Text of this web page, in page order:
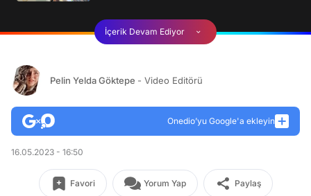
İçerik Devam Ediyor
Pelin Yelda Göktepe - Video Editörü
Onedio’yu Google'a ekleyin
16.05.2023 - 16:50
Favori Yorum Yap Paylaş